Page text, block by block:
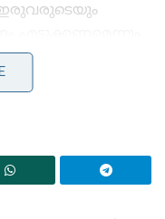
ഇരുവരുടെയും
രാഹുൽജി?;